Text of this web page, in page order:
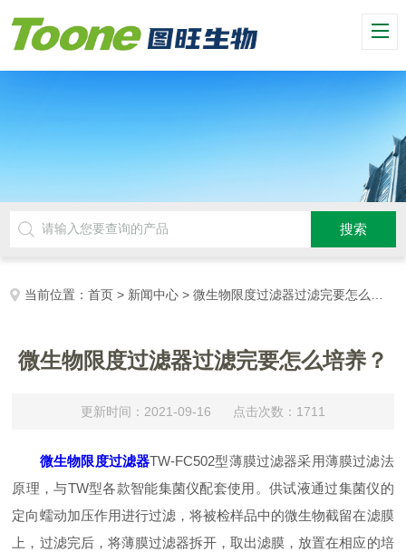
当前位置：首页 > 新闻中心 > 微生物限度过滤器过滤完要怎么培养？
微生物限度过滤器过滤完要怎么培养？
更新时间：2021-09-16 点击次数：1711
微生物限度过滤器TW-FC502型薄膜过滤器采用薄膜过滤法
原理，与TW型各款智能集菌仪配套使用。供试液通过集菌仪的
定向蠕动加压作用进行过滤，将被检样品中的微生物截留在滤膜
上，过滤完后，将薄膜过滤器拆开，取出滤膜，放置在相应的培